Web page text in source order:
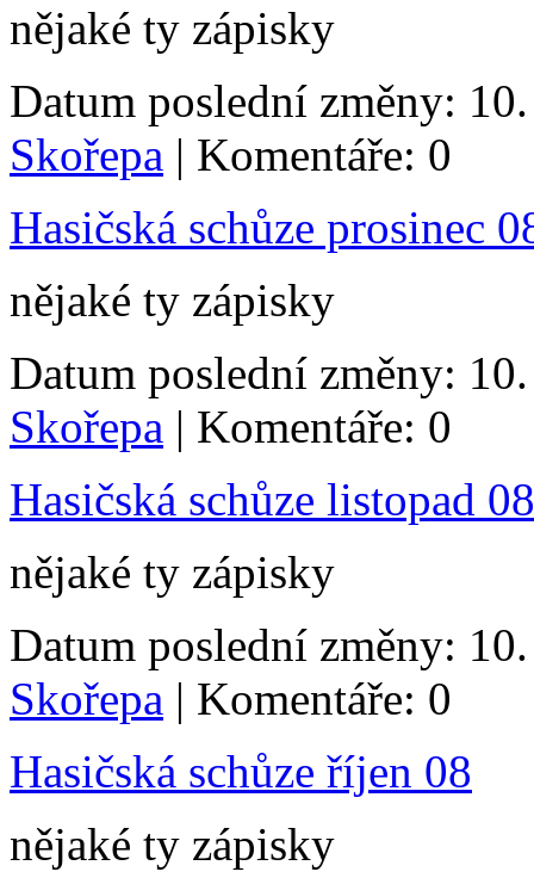
nějaké ty zápisky
Datum poslední změny:
Skořepa | Komentáře: 0
Hasičská schůze prosinec
nějaké ty zápisky
Datum poslední změny:
Skořepa | Komentáře: 0
Hasičská schůze listopad 08
nějaké ty zápisky
Datum poslední změny:
Skořepa | Komentáře: 0
Hasičská schůze říjen 08
nějaké ty zápisky